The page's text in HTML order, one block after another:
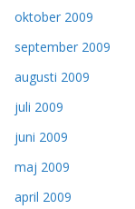
oktober 2009
september 2009
augusti 2009
juli 2009
juni 2009
maj 2009
april 2009